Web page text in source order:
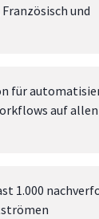
und
für
auf allen
1.000